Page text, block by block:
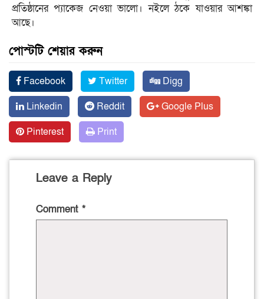
প্রতিষ্ঠানের প্যাকেজ নেওয়া ভালো। নইলে ঠকে যাওয়ার আশঙ্কা
আছে।­
পোস্টটি শেয়ার করুন
Facebook Twitter
Digg
Linkedin
Reddit
Google Plus
Pinterest
Print
Leave a Reply
Comment *